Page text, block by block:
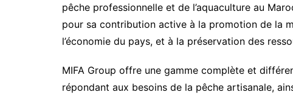
pêche professionnelle et de l’aquaculture au
pour sa contribution active à la promotion de la
l’économie du pays, et à la préservation des
MIFA Group offre une gamme complète et
répondant aux besoins de la pêche artisanale,